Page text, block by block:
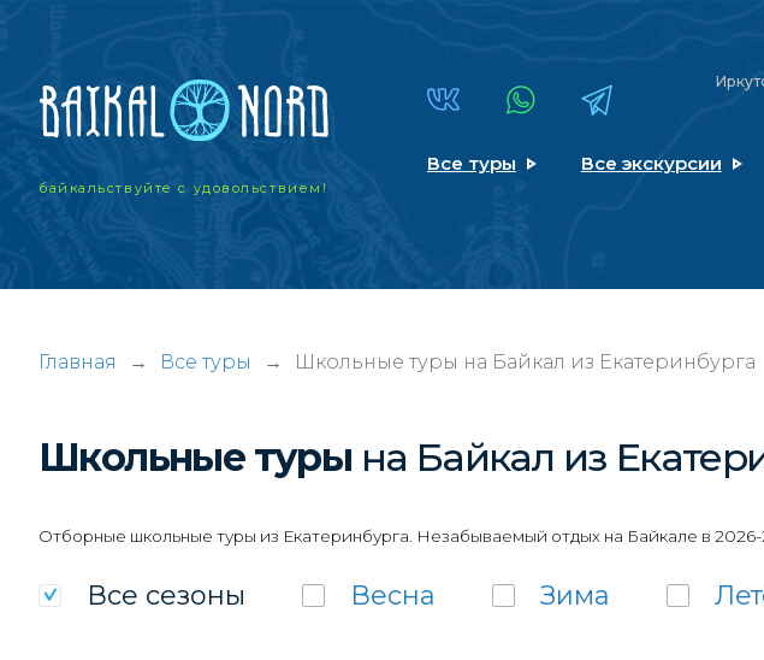
байкальствуйтес удовольствием!
Все туры Все экскурсии
Главная → Все туры → Школьные туры на Байкал из Екатеринбурга
Школьные туры на Байкал из
Отборные школьные туры из Екатеринбурга. Незабываемый отдых на Байкале в
Все сезоны Весна Зима